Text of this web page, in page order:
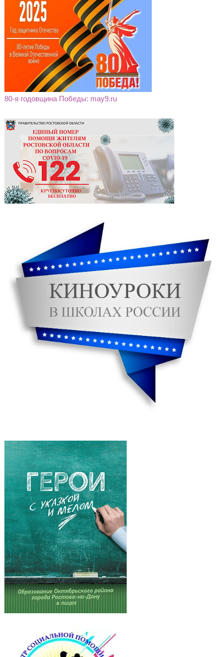
80-я годовщина Победы: may9.ru